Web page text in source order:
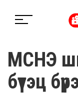
МСНЭ
бүтэц